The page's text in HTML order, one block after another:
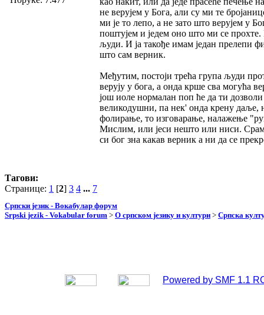
не верујем у Бога, али су ми те
ми је то лепо, а не зато што верујем у
поштујем и једем оно што ми се
људи. И ја такође имам један прелепи
што сам верник.
Међутим, постоји трећа група људи
верују у бога, а онда крше сва могућа
још иоле нормалан поп ће да ти
великодушни, па нек' онда крену даље,
фолирање, то изговарање, налажење
Мислим, или јеси нешто или ниси.
си бог зна какав верник а ни да се
Тагови:
Странице: 1 [2] 3 4 ... 7
Српски језик - Вокабулар форум
Srpski jezik - Vokabular forum > О српском језику и култури > Српска
Powered by SMF 1.1